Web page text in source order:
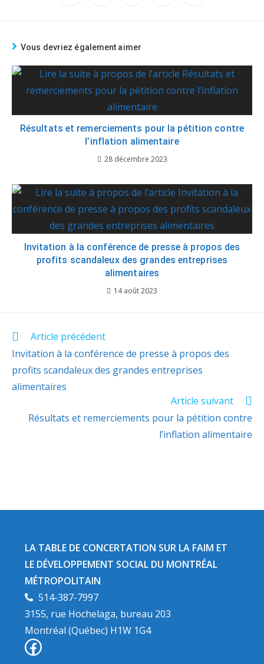
Vous devriez également aimer
Résultats et remerciements pour la pétition contre
l’inflation alimentaire
28 décembre 2023
Invitation à la conférence de presse à propos des
profits scandaleux des grandes entreprises
alimentaires
14 août 2023
Article précédent
Invitation à la conférence de presse à propos des
profits scandaleux des grandes entreprises
alimentaires
Article suivant
Résultats et remerciements pour la pétition contre
l’inflation alimentaire
LA TABLE DE CONCERTATION SUR LA FAIM ET
LE DÉVELOPPEMENT SOCIAL DU MONTRÉAL
MÉTROPOLITAIN​
514-387-7997
3155, rue Hochelaga, bureau 203
Montréal (Québec) H1W 1G4